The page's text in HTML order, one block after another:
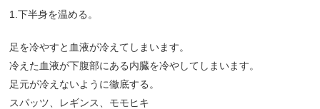
1.下半身を温める。
足を冷やすと血液が冷えてしまいます。
冷えた血液が下腹部にある内臓を冷やしてしまいます。
足元が冷えないように徹底する。
スパッツ、レギンス、モモヒキ